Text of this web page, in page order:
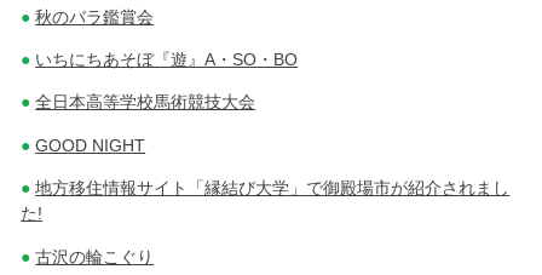
秋のバラ鑑賞会
いちにちあそぼ『遊』A・SO・BO
全日本高等学校馬術競技大会
GOOD NIGHT
地方移住情報サイト「縁結び大学」で御殿場市が紹介されまし
た!
古沢の輪こぐり